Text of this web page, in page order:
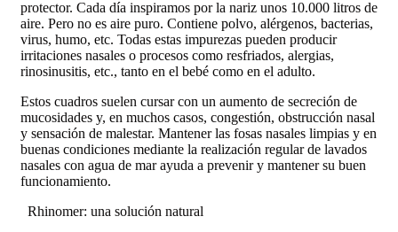
protector. Cada día inspiramos por la nariz unos 10.000 litros de
aire. Pero no es aire puro. Contiene polvo, alérgenos, bacterias,
virus, humo, etc. Todas estas impurezas pueden producir
irritaciones nasales o procesos como resfriados, alergias,
rinosinusitis, etc., tanto en el bebé como en el adulto.
Estos cuadros suelen cursar con un aumento de secreción de
mucosidades y, en muchos casos, congestión, obstrucción nasal
y sensación de malestar. Mantener las fosas nasales limpias y en
buenas condiciones mediante la realización regular de lavados
nasales con agua de mar ayuda a prevenir y mantener su buen
funcionamiento.
Rhinomer: una solución natural